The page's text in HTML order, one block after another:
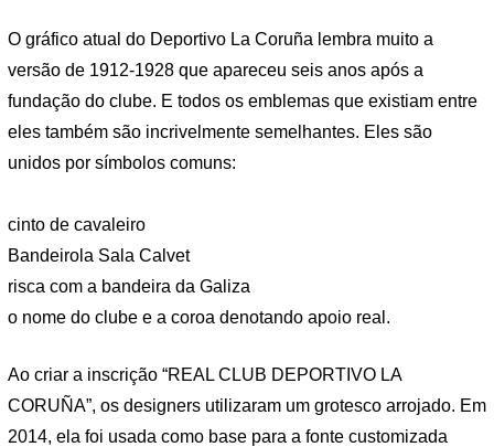
O gráfico atual do Deportivo La Coruña lembra muito a
versão de 1912-1928 que apareceu seis anos após a
fundação do clube. E todos os emblemas que existiam entre
eles também são incrivelmente semelhantes. Eles são
unidos por símbolos comuns:
cinto de cavaleiro
Bandeirola Sala Calvet
risca com a bandeira da Galiza
o nome do clube e a coroa denotando apoio real.
Ao criar a inscrição “REAL CLUB DEPORTIVO LA
CORUÑA”, os designers utilizaram um grotesco arrojado. Em
2014, ela foi usada como base para a fonte customizada